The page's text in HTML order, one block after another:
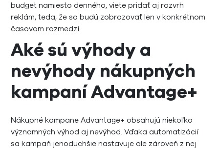
budget namiesto denného, viete pridať aj rozvrh
reklám, teda, že sa budú zobrazovať len v konkrétnom
časovom rozmedzí.
Aké sú výhody a
nevýhody nákupných
kampaní Advantage+
Nákupné kampane Advantage+ obsahujú niekoľko
významných výhod aj nevýhod. Vďaka automatizácií
sa kampaň jenoduchšie nastavuje ale zároveň z nej